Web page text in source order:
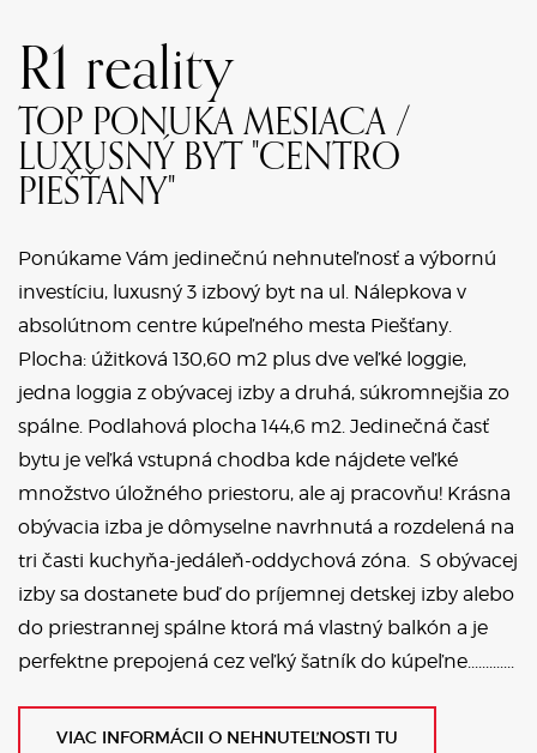
R1 reality
TOP PONUKA MESIACA /
LUXUSNÝ BYT "CENTRO
PIEŠŤANY"
Ponúkame Vám jedinečnú nehnuteľnosť a výbornú
investíciu, luxusný 3 izbový byt na ul. Nálepkova v
absolútnom centre kúpeľného mesta Piešťany.
Plocha: úžitková 130,60 m2 plus dve veľké loggie,
jedna loggia z obývacej izby a druhá, súkromnejšia zo
spálne. Podlahová plocha 144,6 m2. Jedinečná časť
bytu je veľká vstupná chodba kde nájdete veľké
množstvo úložného priestoru, ale aj pracovňu! Krásna
obývacia izba je dômyselne navrhnutá a rozdelená na
tri časti kuchyňa-jedáleň-oddychová zóna. S obývacej
izby sa dostanete buď do príjemnej detskej izby alebo
do priestrannej spálne ktorá má vlastný balkón a je
perfektne prepojená cez veľký šatník do kúpeľne.............
VIAC INFORMÁCII O NEHNUTEĽNOSTI TU